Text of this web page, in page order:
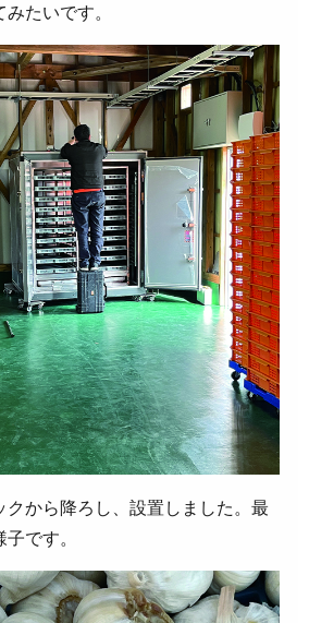
たいです。
クから降ろし、設置しました。最
です。